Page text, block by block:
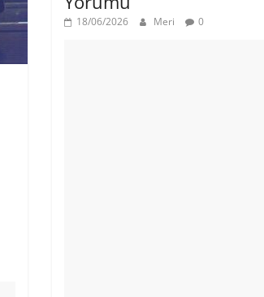
18/06/2026 Meri 0